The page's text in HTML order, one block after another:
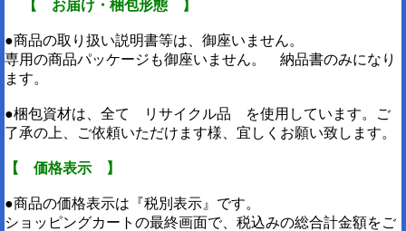
【 お届け・梱包形態 】
●商品の取り扱い説明書等は、御座いません。
専用の商品パッケージも御座いません。 納品書のみになり
ます。
●梱包資材は、全て リサイクル品 を使用しています。ご
了承の上、ご依頼いただけます様、宜しくお願い致します。
【 価格表示 】
●商品の価格表示は『税別表示』です。
ショッピングカートの最終画面で、税込みの総合計金額をご